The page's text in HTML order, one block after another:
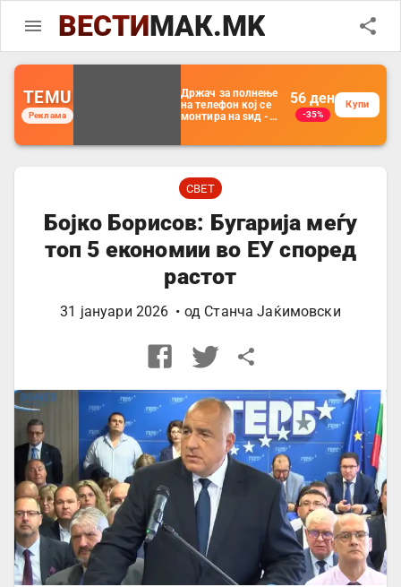
ВЕСТИМАК.MK
TEMU
Реклама
Држач за полнење
на телефон кој се
монтира на ѕид -
организатор за
далечински
управувач
56 ден
-35%
Купи
СВЕТ
Бојко Борисов: Бугарија меѓу
топ 5 економии во ЕУ според
растот
31 јануари 2026 • од Станча Јаќимовски